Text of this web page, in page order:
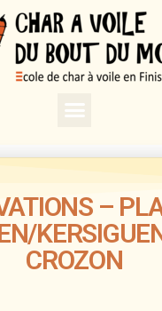
–
CROZON